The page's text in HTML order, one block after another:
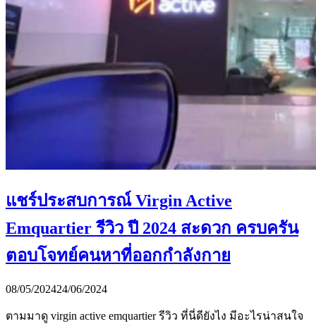
แชร์ประสบการณ์ Virgin Active
Emquartier รีวิว ปี 2024 สะดวก ครบครัน
ตอบโจทย์คนหาที่ออกกำลังกาย
08/05/202424/06/2024
ตามมาดู virgin active emquartier รีวิว ที่นี่ดียังไง มีอะไรน่าสนใจ